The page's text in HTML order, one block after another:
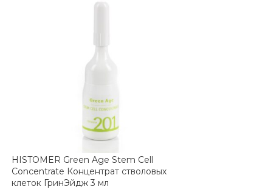
HISTOMER Green Age Stem Cell
Concentrate Концентрат стволовых
клеток ГринЭйдж 3 мл